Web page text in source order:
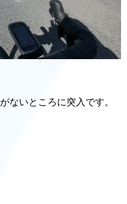
ないところに突入です。